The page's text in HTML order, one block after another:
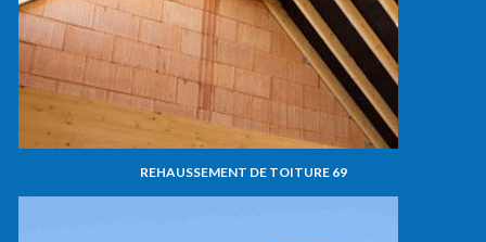
REHAUSSEMENT DE TOITURE 69